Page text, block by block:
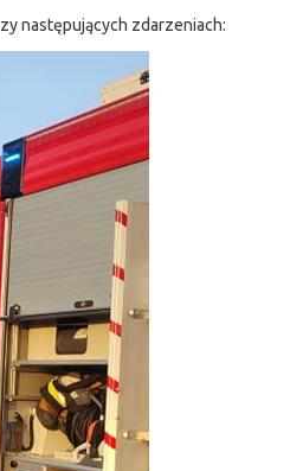
następujących zdarzeniach: